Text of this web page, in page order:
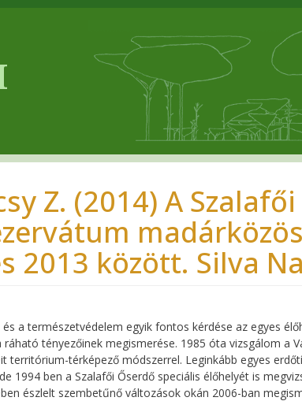
Z. (2014) A
2013 között. Silva
a természetvédelem egyik fontos kérdése az egyes
ráható tényezőinek megismerése. 1985 óta vizsgálom a
territórium-térképező módszerrel. Leginkább egyes
1994 ben a Szalafői Őserdő speciális élőhelyét is
észlelt szembetűnő változások okán 2006-ban